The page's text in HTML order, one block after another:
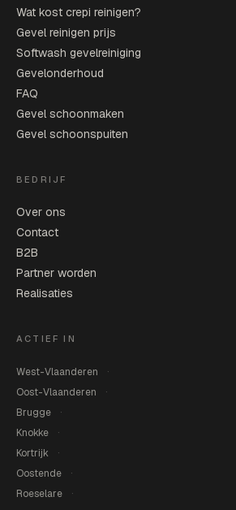
Wat kost crepi reinigen?
Gevel reinigen prijs
Softwash gevelreiniging
Gevelonderhoud
FAQ
Gevel schoonmaken
Gevel schoonspuiten
BEDRIJF
Over ons
Contact
B2B
Partner worden
Realisaties
ACTIEF IN
West-Vlaanderen
Oost-Vlaanderen
Brugge
Knokke
Kortrijk
Oostende
Roeselare